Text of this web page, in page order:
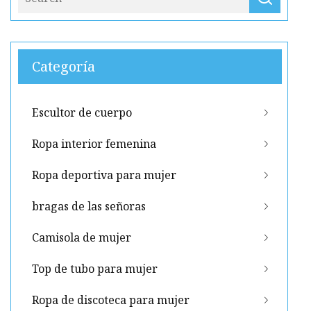
Categoría
Escultor de cuerpo
Ropa interior femenina
Ropa deportiva para mujer
bragas de las señoras
Camisola de mujer
Top de tubo para mujer
Ropa de discoteca para mujer